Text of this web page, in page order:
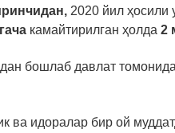
2020 йил ҳосили
камайтирилган ҳолда 2
бошлаб давлат
ва идоралар бир ой